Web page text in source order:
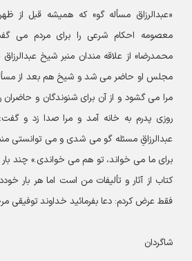
«عبدالرزاق مسأله گو» که همیشه قبل از
معصومه احکام شرعی را برای مردم مى
محمدرضا» از علاقه مندان منبر شیخ عبدالرزاق
مجلس او حاضر مى شد و شیخ هم بعد از مسأله
مرا مى گشود و از آن براى شنوندگان و
روزى پدرم به خانه آمد و مرا صدا زد و
عبدالرزاقِ مسئله گو مى شدى و مى توانستى منبر
براى ما مى خواند، تو هم مى خواندی.» چند بار
کتاب از آثار و تألیفات من است اما هر بار
فقط عرض کردم: دعا بفرمائید خداوند توفیقى
شاگردان